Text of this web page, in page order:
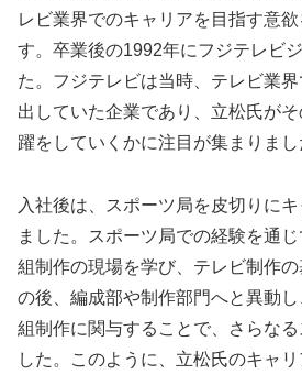
レビ業界でのキャリアを目指す意
す。卒業後の1992年にフジテレビ
た。フジテレビは当時、テレビ業
出していた企業であり、立松氏が
躍をしていくかに注目が集まりまし
入社後は、スポーツ局を皮切りに
ました。スポーツ局での経験を通
組制作の現場を学び、テレビ制作
の後、編成部や制作部門へと異動
組制作に関与することで、さらな
した。このように、立松氏のキャ